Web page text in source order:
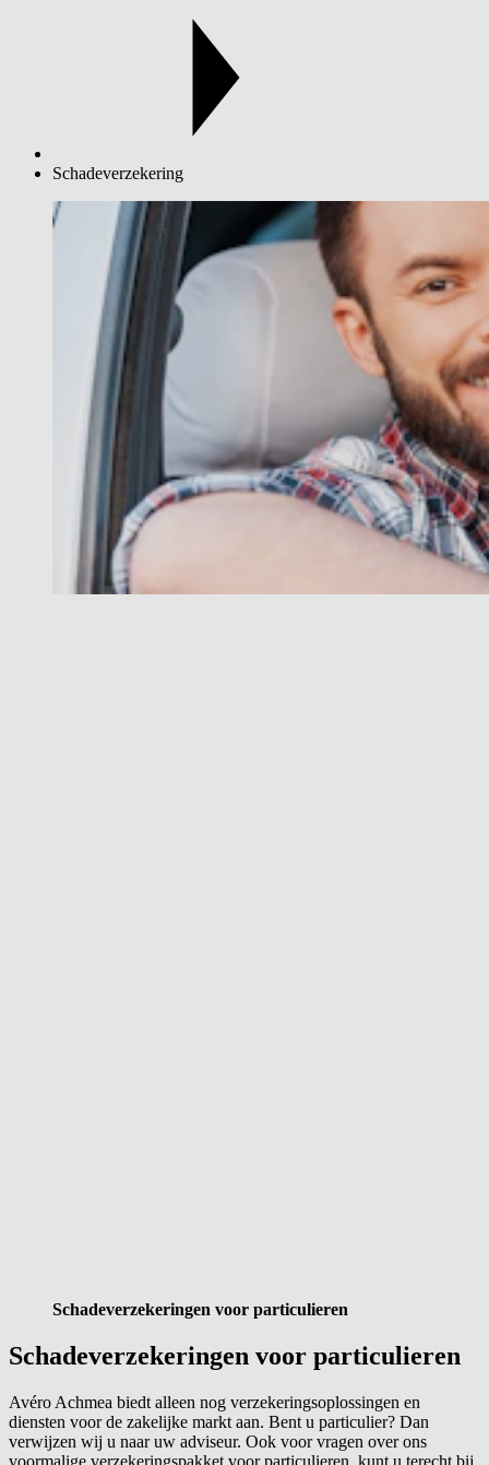
Schadeverzekering
Schadeverzekeringen voor particulieren
Schadeverzekeringen voor particulieren
Avéro Achmea biedt alleen nog verzekeringsoplossingen en
diensten voor de zakelijke markt aan. Bent u particulier? Dan
verwijzen wij u naar uw adviseur. Ook voor vragen over ons